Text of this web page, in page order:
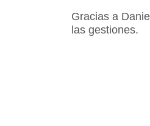
Gracias a
las gestiones.